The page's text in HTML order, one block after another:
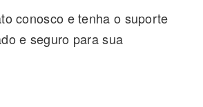
conosco e tenha o suporte
e seguro para sua